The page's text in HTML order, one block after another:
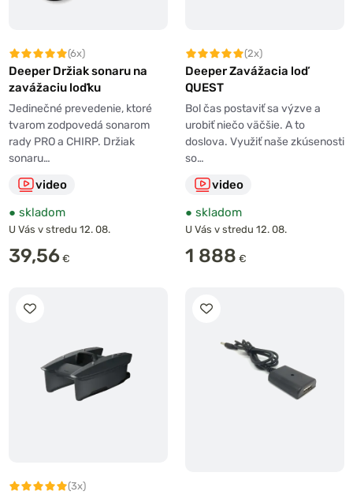
(6x)
Deeper Držiak sonaru na
zavážaciu loďku
Jedinečné prevedenie, ktoré
tvarom zodpovedá sonarom
rady PRO a CHIRP. Držiak
sonaru…
video
● skladom
U Vás v stredu 12. 08.
39,56 €
(2x)
Deeper Zavážacia loď
QUEST
Bol čas postaviť sa výzve a
urobiť niečo väčšie. A to
doslova. Využiť naše zkúsenosti
so…
video
● skladom
U Vás v stredu 12. 08.
1 888 €
(3x)